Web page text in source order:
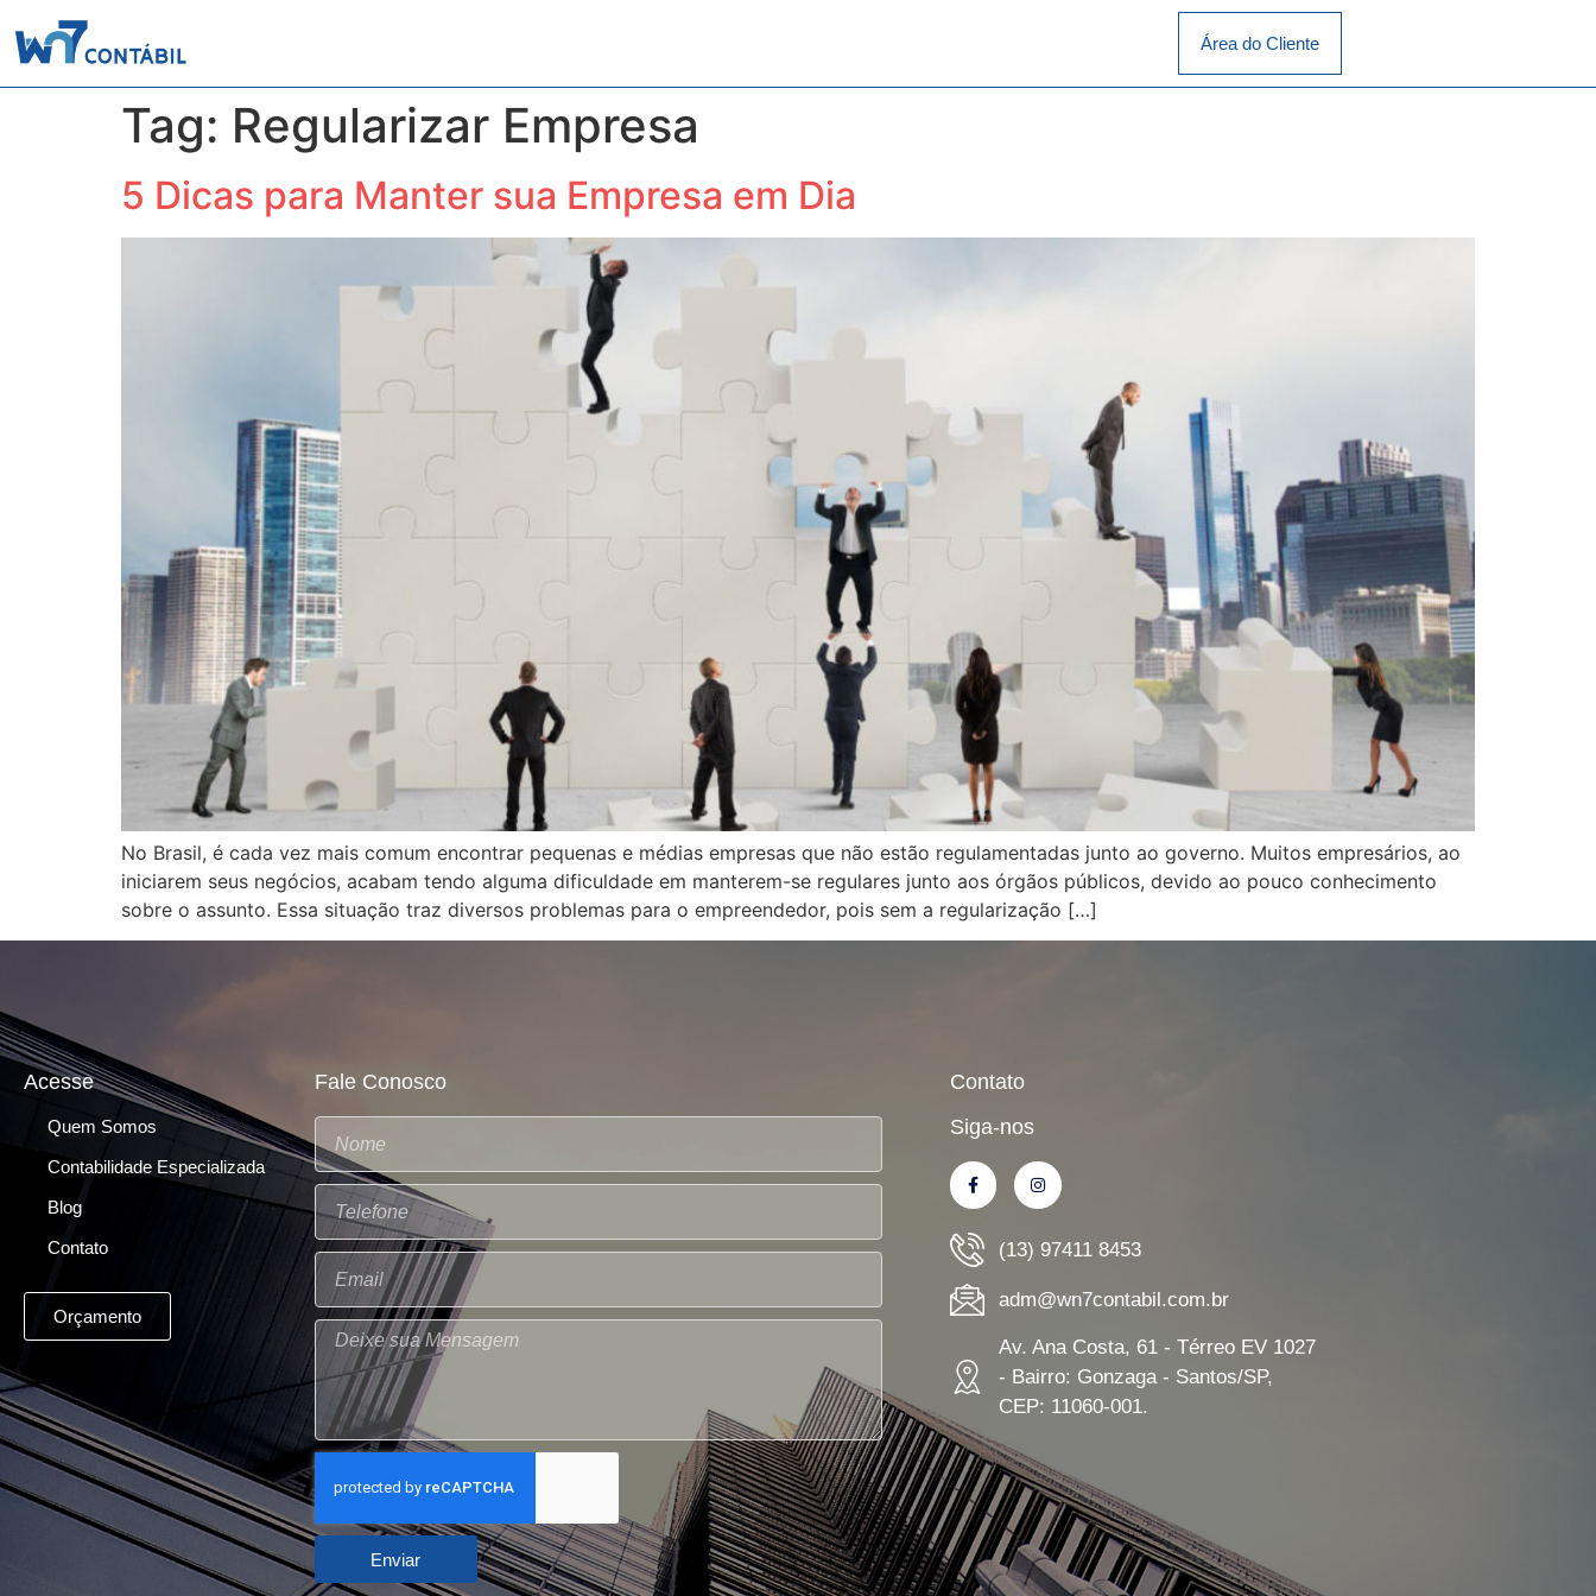
Área do Cliente
Tag: Regularizar Empresa
5 Dicas para Manter sua Empresa em Dia
No Brasil, é cada vez mais comum encontrar pequenas e médias empresas que não estão regulamentadas junto ao governo. Muitos empresários, ao
iniciarem seus negócios, acabam tendo alguma dificuldade em manterem-se regulares junto aos órgãos públicos, devido ao pouco conhecimento
sobre o assunto. Essa situação traz diversos problemas para o empreendedor, pois sem a regularização […]
Acesse
Quem Somos
Contabilidade Especializada
Blog
Contato
Orçamento
Fale Conosco
Enviar
Contato
Siga-nos
(13) 97411 8453
adm@wn7contabil.com.br
Av. Ana Costa, 61 - Térreo EV 1027
- Bairro: Gonzaga - Santos/SP,
CEP: 11060-001.